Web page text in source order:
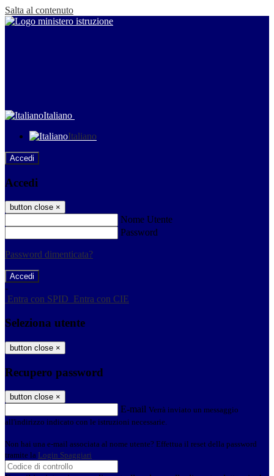
Salta al contenuto
Italiano
Italiano
Accedi
Accedi
button close ×
Nome Utente
Password
Password dimenticata?
-
Entra con SPID Entra con CIE
Seleziona utente
button close ×
Recupero password
button close ×
E-mail Verrà inviato un messaggio
all'indirizzo indicato con le istruzioni necessarie.
Non hai una e-mail associata al nome utente? Effettua il reset della password
tramite la Login Spaggiari